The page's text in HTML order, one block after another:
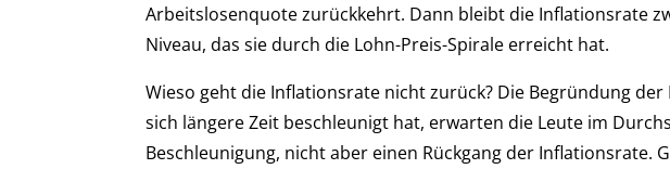
Arbeitslosenquote zurückkehrt. Dann bleibt die Inflationsrate
Niveau, das sie durch die Lohn-Preis-Spirale erreicht hat.
Wieso geht die Inflationsrate nicht zurück? Die Begründung
sich längere Zeit beschleunigt hat, erwarten die Leute im
Beschleunigung, nicht aber einen Rückgang der Inflationsrate.